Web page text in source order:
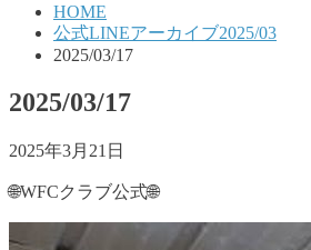
HOME
公式LINEアーカイブ2025/03
2025/03/17
2025/03/17
2025年3月21日
🌐WFCクラブ公式🌐